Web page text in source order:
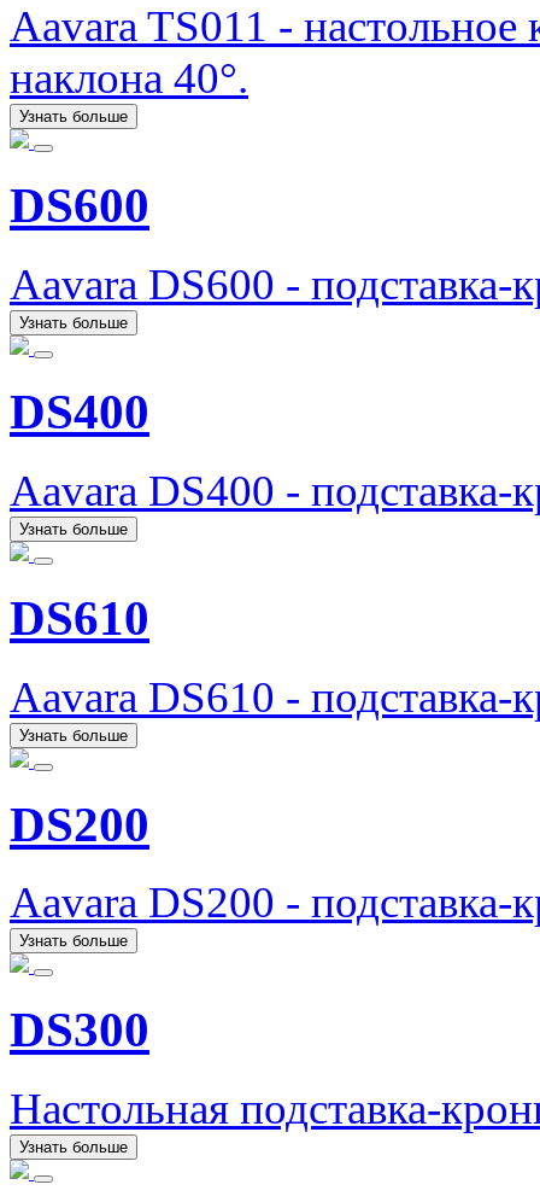
Aavara TS011 -
наклона 40°.
Узнать больше
DS600
Aavara DS600 -
Узнать больше
DS400
Aavara DS400 -
Узнать больше
DS610
Aavara DS610 -
Узнать больше
DS200
Aavara DS200 -
Узнать больше
DS300
Настольная подставка-
Узнать больше